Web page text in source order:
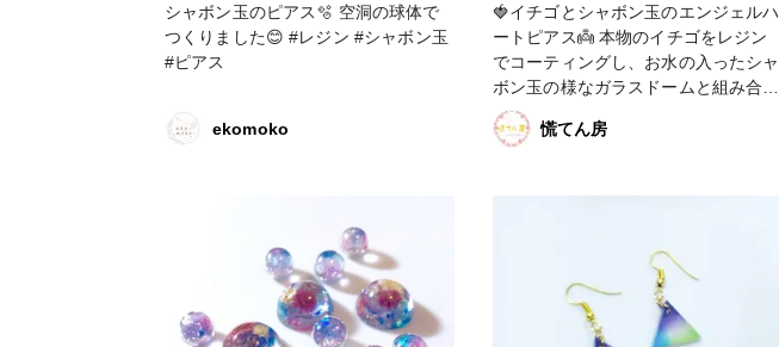
シャボン玉のピアス🫧 空洞の球体で
つくりました😊 #レジン #シャボン玉
#ピアス
ekomoko
🍓イチゴとシャボン玉のエンジェルハ
ートピアス👼 本物のイチゴをレジン
でコーティングし、お水の入ったシャ
ボン玉の様なガラスドームと組み合わ
せた透明感のあるとっても可愛いピア
ス🎐 お花のビーズを天使の羽に見立
ジン #いちご #シャボン玉 #ハート #
エンジェル #ファンれぽ_partsclub
慌てん房